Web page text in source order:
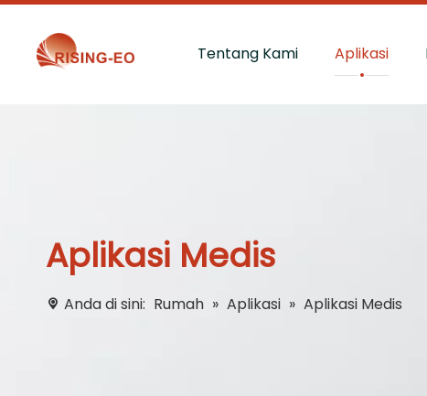
Tentang Kami Aplikasi
Aplikasi Medis
Anda di sini: Rumah » Aplikasi » Aplikasi Medis